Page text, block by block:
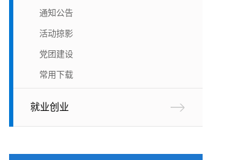
通知公告
活动掠影
党团建设
常用下载
就业创业